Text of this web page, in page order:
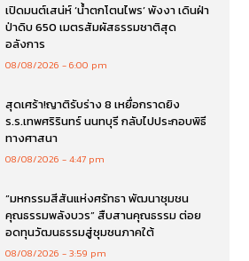
เปิดมนต์เสน่ห์ ‘น้ำตกโตนไพร’ พังงา เดินฝ่า
ป่าดิบ 650 เมตรสัมผัสธรรมชาติสุด
อลังการ
08/08/2026 6:00 pm
สุดเศร้า!ญาติรับร่าง 8 เหยื่อกราดยิง
ร.ร.เทพศริรินทร์ นนทบุรี กลับไปประกอบพิธี
ทางศาสนา
08/08/2026 4:47 pm
“มหกรรมสีสันแห่งศรัทธา พัฒนาชุมชน
คุณธรรมพลังบวร” สืบสานคุณธรรม ต่อย
อดทุนวัฒนธรรมสู่ชุมชนภาคใต้
08/08/2026 3:59 pm